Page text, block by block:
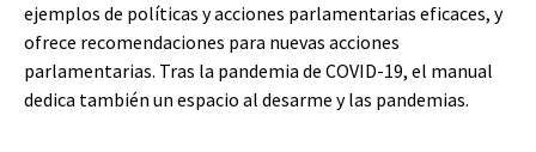
ejemplos de políticas y acciones parlamentarias eficaces, y
ofrece recomendaciones para nuevas acciones
parlamentarias. Tras la pandemia de COVID-19, el manual
dedica también un espacio al desarme y las pandemias.